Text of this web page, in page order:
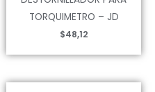
TORQUIMETRO – JD
$48,12